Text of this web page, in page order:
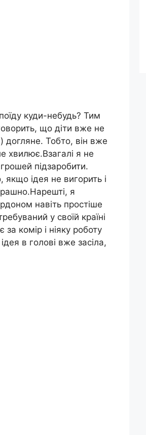
куди-небудь? Тим
що діти вже не
догляне. Тобто, він вже
хвилює.Взагалі я не
підзаробити.
ідея не вигорить і
я
навіть простіше
у своїй країні
за комір і ніяку роботу
в голові вже засіла,